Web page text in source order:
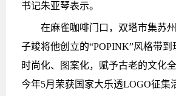
书记朱亚琴表示。
在麻雀咖啡门口，双塔市集苏
子竣将他创立的“POPINK”风格带
时尚化、图案化，赋予古老的文化
今年5月荣获国家大乐透LOGO征集